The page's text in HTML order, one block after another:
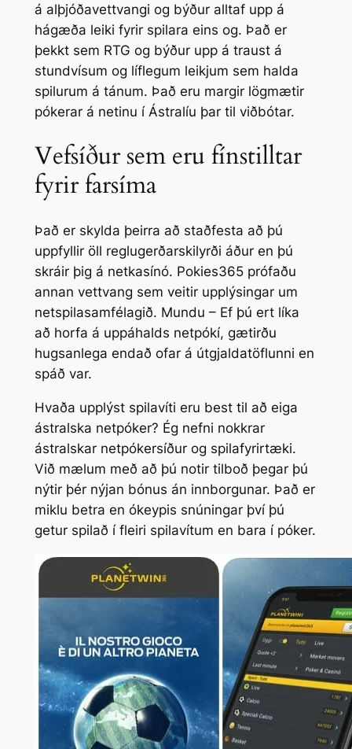
á alþjóðavettvangi og býður alltaf upp á
hágæða leiki fyrir spilara eins og. Það er
þekkt sem RTG og býður upp á traust á
stundvísum og líflegum leikjum sem halda
spilurum á tánum. Það eru margir lögmætir
pókerar á netinu í Ástralíu þar til viðbótar.
Vefsíður sem eru fínstilltar
fyrir farsíma
Það er skylda þeirra að staðfesta að þú
uppfyllir öll reglugerðarskilyrði áður en þú
skráir þig á netkasínó. Pokies365 prófaðu
annan vettvang sem veitir upplýsingar um
netspilasamfélagið. Mundu – Ef þú ert líka
að horfa á uppáhalds netpókí, gætirðu
hugsanlega endað ofar á útgjaldatöflunni en
spáð var.
Hvaða upplýst spilavíti eru best til að eiga
ástralska netpóker? Ég nefni nokkrar
ástralskar netpókersíður og spilafyrirtæki.
Við mælum með að þú notir tilboð þegar þú
nýtir þér nýjan bónus án innborgunar. Það er
miklu betra en ókeypis snúningar því þú
getur spilað í fleiri spilavítum en bara í póker.